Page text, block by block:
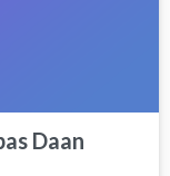
Daan